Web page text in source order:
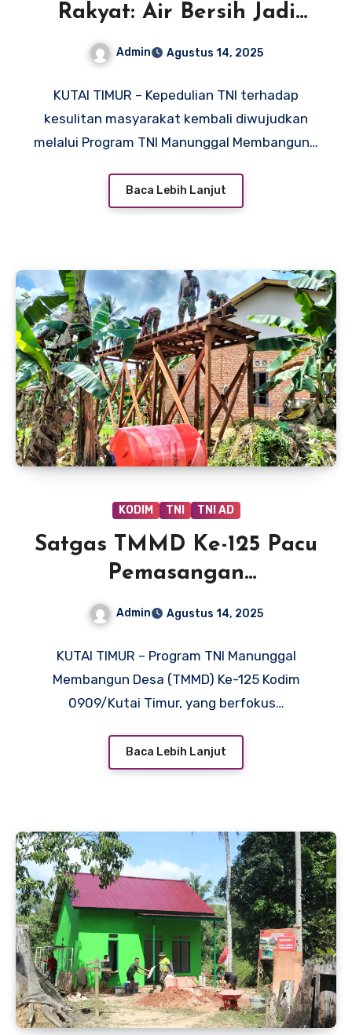
Rakyat: Air Bersih Jadi
Prioritas TMMD Ke-125 di
Suka Rahmat
Admin Agustus 14, 2025
KUTAI TIMUR – Kepedulian TNI terhadap
kesulitan masyarakat kembali diwujudkan
melalui Program TNI Manunggal Membangun…
Baca Lebih Lanjut
KODIM TNI TNI AD
Satgas TMMD Ke-125 Pacu
Pemasangan
Penampungan Air Bersih
di Suka Rahmat
Admin Agustus 14, 2025
KUTAI TIMUR – Program TNI Manunggal
Membangun Desa (TMMD) Ke-125 Kodim
0909/Kutai Timur, yang berfokus…
Baca Lebih Lanjut